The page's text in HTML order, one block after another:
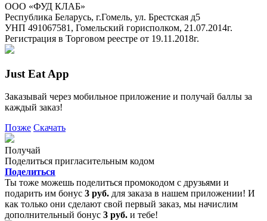
ООО «ФУД КЛАБ»
Республика Беларусь, г.Гомель, ул. Брестская д5
УНП 491067581, Гомельский горисполком, 21.07.2014г.
Регистрация в Торговом реестре от 19.11.2018г.
Just Eat App
Заказывай через мобильное приложение и получай баллы за
каждый заказ!
Позже Скачать
Получай
Поделиться пригласительным кодом
Поделиться
Ты тоже можешь поделиться промокодом с друзьями и
подарить им бонус 3 руб. для заказа в нашем приложении! И
как только они сделают свой первый заказ, мы начислим
дополнительный бонус 3 руб. и тебе!